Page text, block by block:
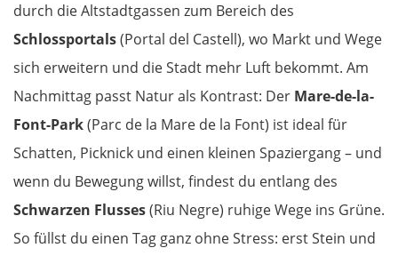
durch die Altstadtgassen zum Bereich des
Schlossportals(Portal del Castell), wo Markt und Wege
sich erweitern und die Stadt mehr Luft bekommt. Am
Nachmittag passt Natur als Kontrast: Der Mare-de-la-
Font-Park(Parc de la Mare de la Font) ist ideal für
Schatten, Picknick und einen kleinen Spaziergang – und
wenn du Bewegung willst, findest du entlang des
Schwarzen Flusses(Riu Negre) ruhige Wege ins Grüne.
So füllst du einen Tag ganz ohne Stress: erst Stein und